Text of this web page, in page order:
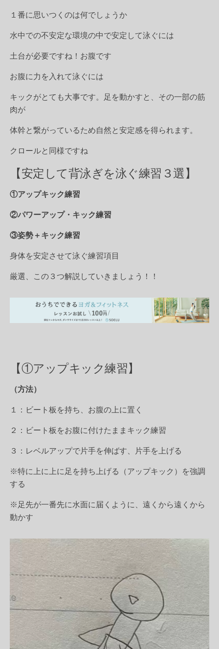
１番に思いつくのは何でしょうか
水中での不安定な環境の中で安定して泳ぐには
土台が必要ですね！お腹です
お腹に力を入れて泳ぐには
キックがとても大事です。足を動かすと、その一部の筋
肉が
体幹と繋がっているため自然と安定感を得られます。
クロールと同様ですね
【安定して背泳ぎを泳ぐ練習３選】
①アップキック練習
②パワーアップ・キック練習
③姿勢＋キック練習
身体を安定させて泳ぐ練習項目
厳選、この３つ解説していきましょう！！
【①アップキック練習】
（方法）
１：ビート板を持ち、お腹の上に置く
２：ビート板をお腹に付けたままキック練習
３：レベルアップで片手を伸ばす、片手を上げる
※特に上に上に足を持ち上げる（アップキック）を強調
する
※足先が一番先に水面に届くように、遠くから遠くから
動かす